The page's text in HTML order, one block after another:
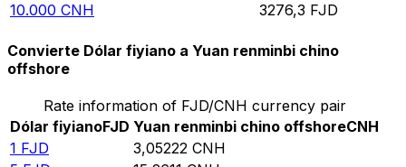
10.000 CNH 3276,3 FJD
Convierte Dólar fiyiano a Yuan renminbi chino
offshore
Rate information of FJD/CNH currency pair
Dólar fiyianoFJD Yuan renminbi chino offshoreCNH
1 FJD 3,05222 CNH